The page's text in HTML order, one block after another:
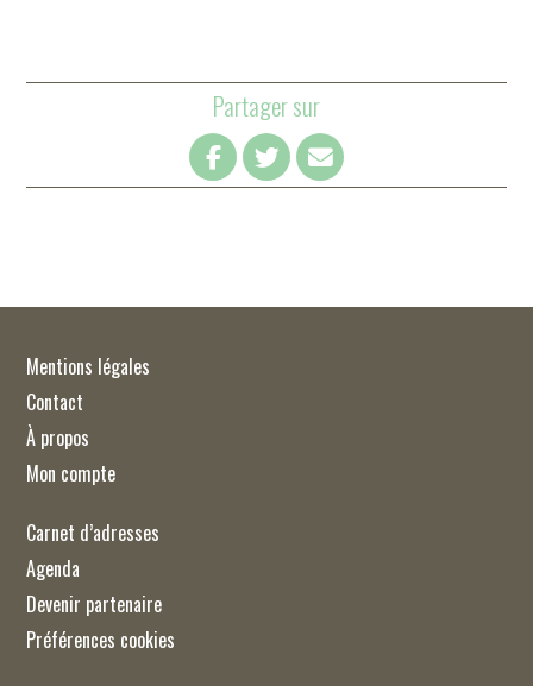
Partager sur
Mentions légales
Contact
À propos
Mon compte
Carnet d’adresses
Agenda
Devenir partenaire
Préférences cookies